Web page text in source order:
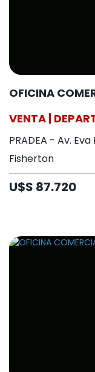
OFICINA
VENTA |
PRADEA - Av.
Fisherton
U$S 87.720